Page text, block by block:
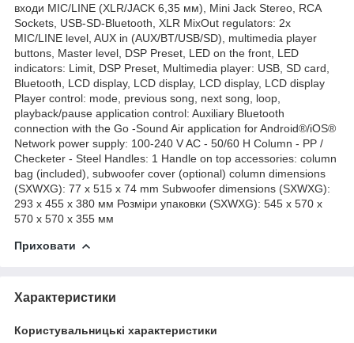
входи MIC/LINE (XLR/JACK 6,35 мм), Mini Jack Stereo, RCA
Sockets, USB-SD-Bluetooth, XLR MixOut regulators: 2x
MIC/LINE level, AUX in (AUX/BT/USB/SD), multimedia player
buttons, Master level, DSP Preset, LED on the front, LED
indicators: Limit, DSP Preset, Multimedia player: USB, SD card,
Bluetooth, LCD display, LCD display, LCD display, LCD display
Player control: mode, previous song, next song, loop,
playback/pause application control: Auxiliary Bluetooth
connection with the Go -Sound Air application for Android®/iOS®
Network power supply: 100-240 V AC - 50/60 H Column - PP /
Checketer - Steel Handles: 1 Handle on top accessories: column
bag (included), subwoofer cover (optional) column dimensions
(SXWXG): 77 x 515 x 74 mm Subwoofer dimensions (SXWXG):
293 x 455 x 380 мм Розміри упаковки (SXWXG): 545 x 570 x
570 x 570 x 355 мм
Приховати
Характеристики
Користувальницькі характеристики